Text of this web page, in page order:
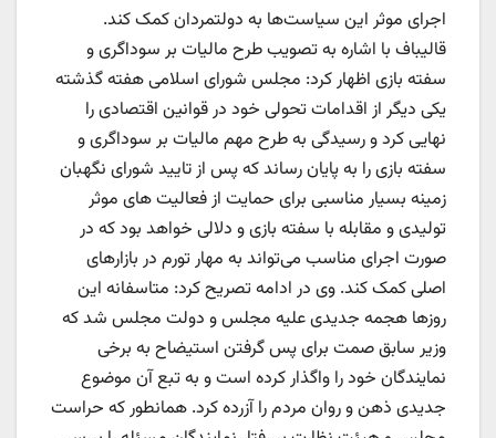
اجرای موثر این سیاست‌ها به دولتمردان کمک کند.
قالیباف با اشاره به تصویب طرح مالیات بر سوداگری و
سفته بازی اظهار کرد: مجلس شورای اسلامی هفته گذشته
یکی دیگر از اقدامات تحولی خود در قوانین اقتصادی را
نهایی کرد و رسیدگی به طرح مهم مالیات بر سوداگری و
سفته بازی را به پایان رساند که پس از تایید شورای نگهبان
زمینه بسیار مناسبی برای حمایت از فعالیت های موثر
تولیدی و مقابله با سفته بازی و دلالی خواهد بود که در
صورت اجرای مناسب می‌تواند به مهار تورم در بازارهای
اصلی کمک کند. وی در ادامه تصریح کرد: متاسفانه این
روزها هجمه جدیدی علیه مجلس و دولت مجلس شد که
وزیر سابق صمت برای پس گرفتن استیضاح به برخی
نمایندگان خود را واگذار کرده است و به تبع آن موضوع
جدیدی ذهن و روان مردم را آزرده کرد. همانطور که حراست